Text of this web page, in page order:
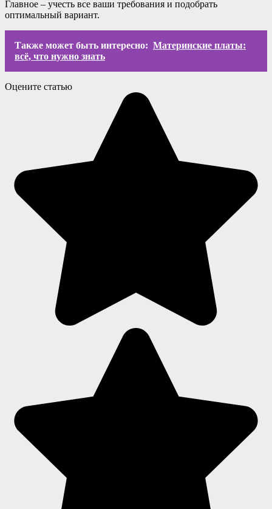
Главное – учесть все ваши требования и подобрать
оптимальный вариант.
Также может быть интересно: Материнские платы:
всё, что нужно знать
Оцените статью